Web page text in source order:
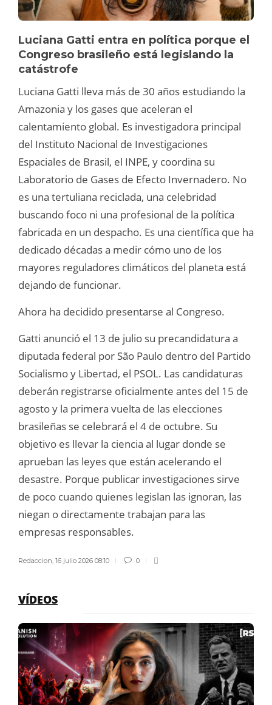
Luciana Gatti entra en política porque el
Congreso brasileño está legislando la
catástrofe
Luciana Gatti lleva más de 30 años estudiando la
Amazonia y los gases que aceleran el
calentamiento global. Es investigadora principal
del Instituto Nacional de Investigaciones
Espaciales de Brasil, el INPE, y coordina su
Laboratorio de Gases de Efecto Invernadero. No
es una tertuliana reciclada, una celebridad
buscando foco ni una profesional de la política
fabricada en un despacho. Es una científica que ha
dedicado décadas a medir cómo uno de los
mayores reguladores climáticos del planeta está
dejando de funcionar.
Ahora ha decidido presentarse al Congreso.
Gatti anunció el 13 de julio su precandidatura a
diputada federal por São Paulo dentro del Partido
Socialismo y Libertad, el PSOL. Las candidaturas
deberán registrarse oficialmente antes del 15 de
agosto y la primera vuelta de las elecciones
brasileñas se celebrará el 4 de octubre. Su
objetivo es llevar la ciencia al lugar donde se
aprueban las leyes que están acelerando el
desastre. Porque publicar investigaciones sirve
de poco cuando quienes legislan las ignoran, las
niegan o directamente trabajan para las
empresas responsables.
Redaccion 16 julio 2026 08:10 0
VÍDEOS